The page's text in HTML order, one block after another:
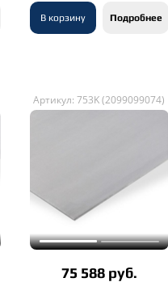
В корзину Подробнее
Артикул: 753K (2099099074)
75 588 руб.